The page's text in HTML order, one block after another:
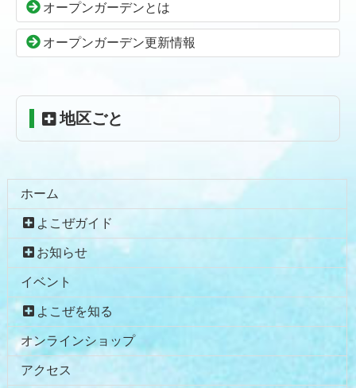
先
へ
る
る
オープンガーデンとは
オープンガーデン更新情報
地区ごと
ホーム
よこぜガイド
お知らせ
イベント
よこぜを知る
オンラインショップ
アクセス